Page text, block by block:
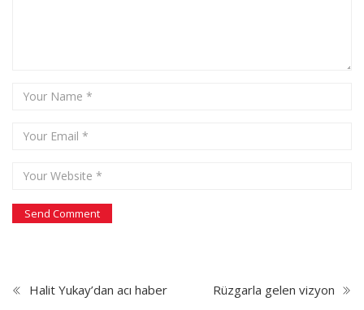
Halit Yukay’dan acı haber Rüzgarla gelen vizyon